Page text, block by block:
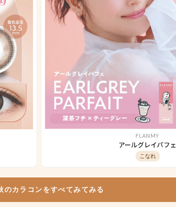
FLANMY
アールグレイパフェ
こなれ
のカラコンをすべてみてみる